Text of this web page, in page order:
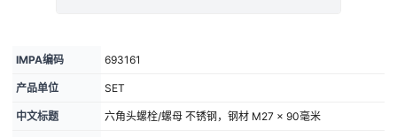
IMPA编码 693161
产品单位 SET
中文标题 六角头螺栓/螺母 不锈钢，钢材 M27 × 90毫米